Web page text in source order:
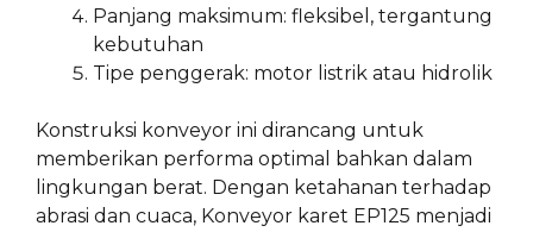
Panjang maksimum: fleksibel, tergantung
kebutuhan
Tipe penggerak: motor listrik atau hidrolik
Konstruksi konveyor ini dirancang untuk
memberikan performa optimal bahkan dalam
lingkungan berat. Dengan ketahanan terhadap
abrasi dan cuaca, Konveyor karet EP125 menjadi